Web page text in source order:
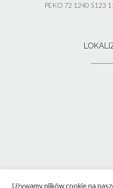
PEKO 72 1240 5123
Używamy plików cookie na